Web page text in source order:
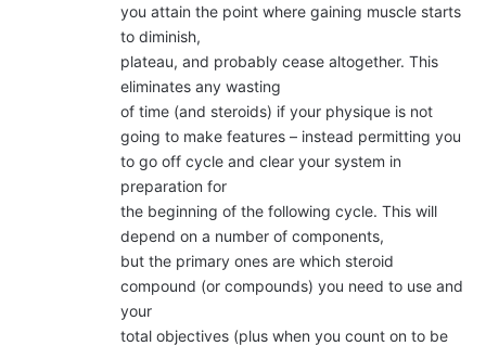
you attain the point where gaining muscle starts
to diminish,
plateau, and probably cease altogether. This
eliminates any wasting
of time (and steroids) if your physique is not
going to make features – instead permitting you
to go off cycle and clear your system in
preparation for
the beginning of the following cycle. This will
depend on a number of components,
but the primary ones are which steroid
compound (or compounds) you need to use and
your
total objectives (plus when you count on to be